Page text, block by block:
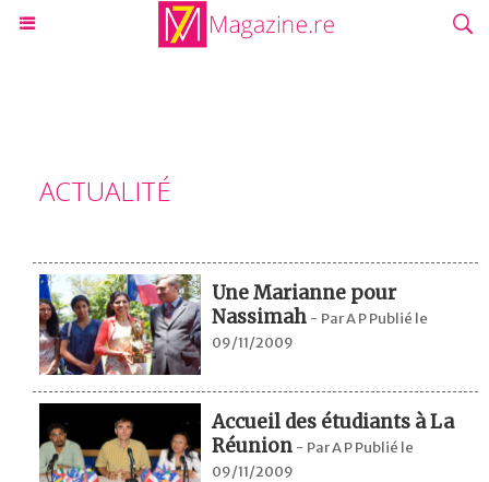
ACTUALITÉ
Une Marianne pour
Nassimah - Par A P Publié le
09/11/2009
Accueil des étudiants à La
Réunion - Par A P Publié le
09/11/2009